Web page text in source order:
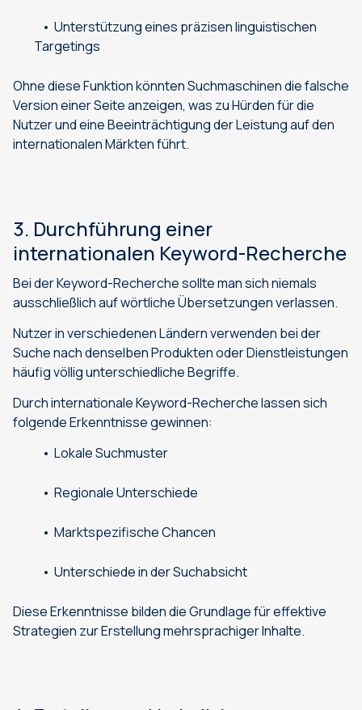
Unterstützung eines präzisen linguistischen
Targetings
Ohne diese Funktion könnten Suchmaschinen die falsche
Version einer Seite anzeigen, was zu Hürden für die
Nutzer und eine Beeinträchtigung der Leistung auf den
internationalen Märkten führt.
3. Durchführung einer
internationalen Keyword-Recherche
Bei der Keyword-Recherche sollte man sich niemals
ausschließlich auf wörtliche Übersetzungen verlassen.
Nutzer in verschiedenen Ländern verwenden bei der
Suche nach denselben Produkten oder Dienstleistungen
häufig völlig unterschiedliche Begriffe.
Durch internationale Keyword-Recherche lassen sich
folgende Erkenntnisse gewinnen:
Lokale Suchmuster
Regionale Unterschiede
Marktspezifische Chancen
Unterschiede in der Suchabsicht
Diese Erkenntnisse bilden die Grundlage für effektive
Strategien zur Erstellung mehrsprachiger Inhalte.